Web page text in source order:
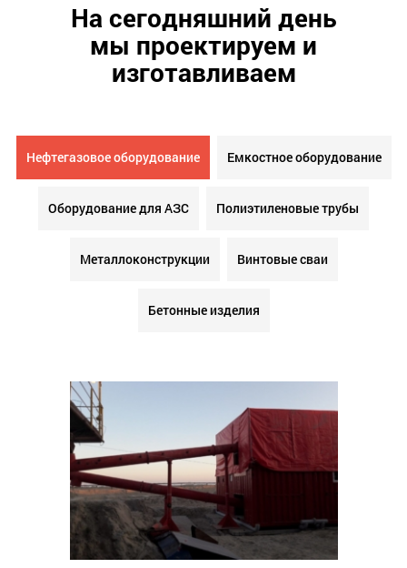
На сегодняшний день
мы проектируем и
изготавливаем
Нефтегазовое оборудование Емкостное оборудование
Оборудование для АЗС Полиэтиленовые трубы
Металлоконструкции Винтовые сваи
Бетонные изделия